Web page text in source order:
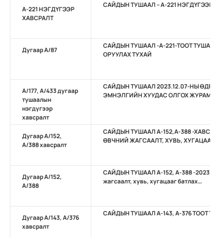
А-221 НЭГДҮГЭЭР
ХАВСРАЛТ
САЙДЫН ТУШААЛ – А-221 НЭГДҮГЭЭР
Дугаар А/87
САЙДЫН ТУШААЛ -А-221-ТООТ
ОРУУЛАХ ТУХАЙ
А/177, А/433 дугаар
тушаалын
нэгдүгээр
хавсралт
САЙДЫН ТУШААЛ 2023.12.07-НЫ
ЭМНЭЛГИЙН ХУУДАС ОЛГОХ ЖУРАМ (1)
Дугаар А/152,
А/388 хавсралт
САЙДЫН ТУШААЛ А-152,А-388 -
ӨВЧНИЙ ЖАГСААЛТ, ХУВЬ, ХУГАЦАА
Дугаар А/152,
А/388
САЙДЫН ТУШААЛ А-152, А-388 -2023 –
жагсаалт, хувь, хугацааг батлах…
Дугаар А/143, А/376
хавсралт
САЙДЫН ТУШААЛ А-143, А-376 ТООТ